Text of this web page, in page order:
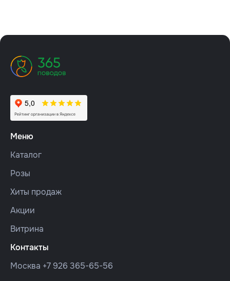
Меню
Каталог
Розы
Хиты продаж
Акции
Витрина
Контакты
Москва +7 926 365-65-56